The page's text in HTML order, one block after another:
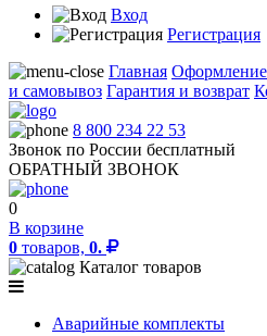
Вход
Регистрация
Главная Оформление
и самовывоз Гарантия и возврат
8 800 234 22 53
Звонок по России бесплатный
ОБРАТНЫЙ ЗВОНОК
0
В корзине
0 товаров, 0.
Каталог товаров
Аварийные комплекты